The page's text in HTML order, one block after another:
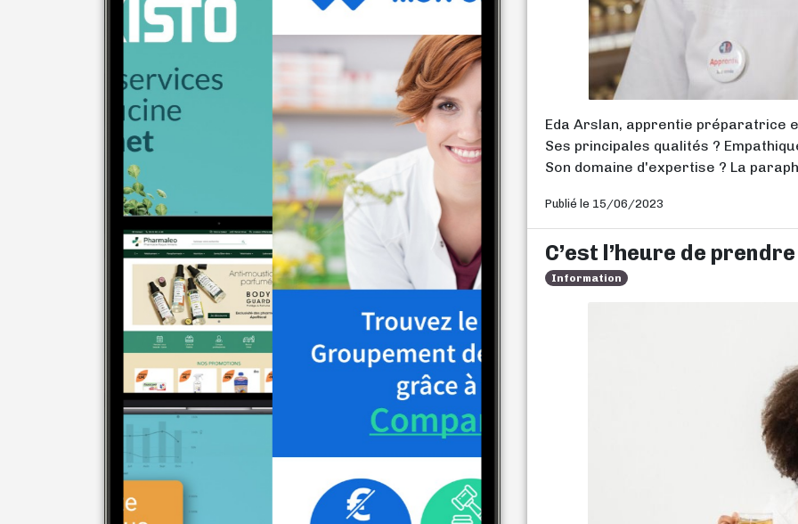
Eda Arslan, apprentie préparatrice
Ses principales qualités ?
Son domaine d'expertise ? La
Publié le 15/06/2023
C’est l’heure de
Information